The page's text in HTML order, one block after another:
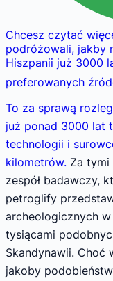
Chcesz czytać
podróżowali, jakby
Hiszpanii już 3000
preferowanych
To za sprawą
już ponad 3000 lat
technologii i
kilometrów. Za
zespół badawczy,
petroglify
archeologicznych
tysiącami
Skandynawii. Choć
jakoby